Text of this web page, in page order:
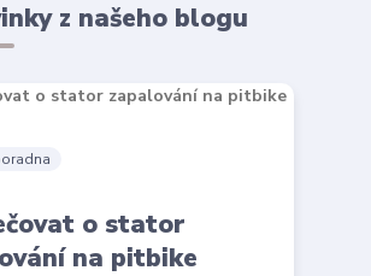
z našeho blogu
o stator
na pitbike